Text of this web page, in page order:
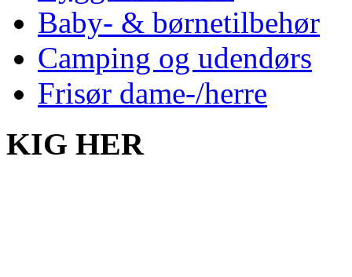
Baby- & børnetilbehør
Camping og udendørs
Frisør dame-/herre
KIG HER